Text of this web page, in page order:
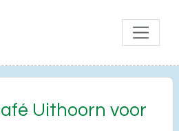
Uithoorn voor